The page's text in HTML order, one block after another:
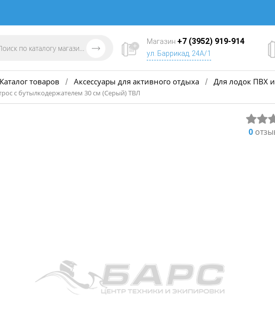
Магазин +7 (3952) 919-914
ул. Баррикад, 24А/1
Каталог товаров / Аксессуары для активного отдыха / Для лодок ПВХ
с бутылкодержателем 30 см (Серый) ТВЛ
0